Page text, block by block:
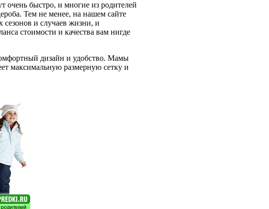
очень быстро, и многие из родителей
Тем не менее, на нашем сайте
сезонов и случаев жизни, и
стоимости и качества вам нигде
дизайн и удобство. Мамы
максимальную размерную сетку и